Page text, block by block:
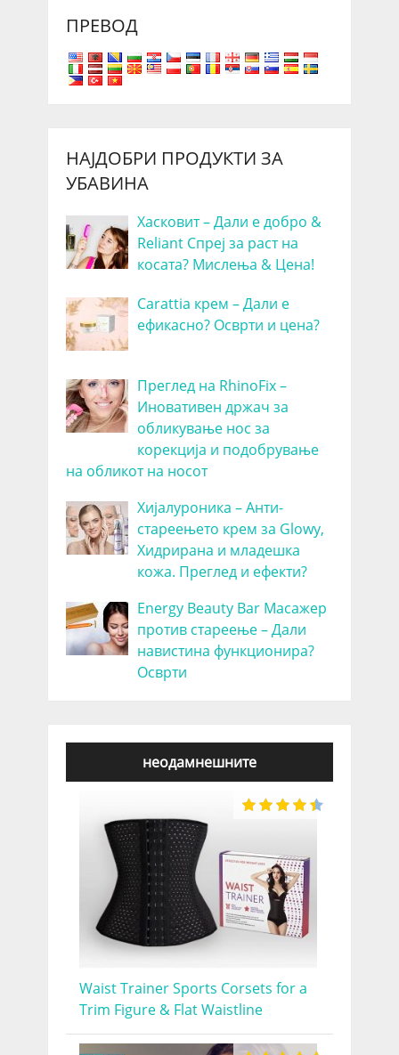
ПРЕВОД
НАЈДОБРИ ПРОДУКТИ ЗА
УБАВИНА
Хасковит – Дали е добро &
Reliant Спреј за раст на
косата? Мислења & Цена!
Carattia крем – Дали е
ефикасно? Осврти и цена?
Преглед на RhinoFix –
Иновативен држач за
обликување нос за
корекција и подобрување
на обликот на носот
Хијалуроника – Анти-
стареењето крем за Glowy,
Хидрирана и младешка
кожа. Преглед и ефекти?
Energy Beauty Bar Масажер
против стареење – Дали
навистина функционира?
Осврти
неодамнешните
Waist Trainer Sports Corsets for a
Trim Figure & Flat Waistline